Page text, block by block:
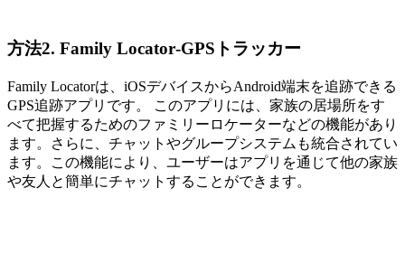
方法2. Family Locator‐GPSトラッカー
Family Locatorは、iOSデバイスからAndroid端末を追跡できる
GPS追跡アプリです。 このアプリには、家族の居場所をす
べて把握するためのファミリーロケーターなどの機能があり
ます。さらに、チャットやグループシステムも統合されてい
ます。この機能により、ユーザーはアプリを通じて他の家族
や友人と簡単にチャットすることができます。